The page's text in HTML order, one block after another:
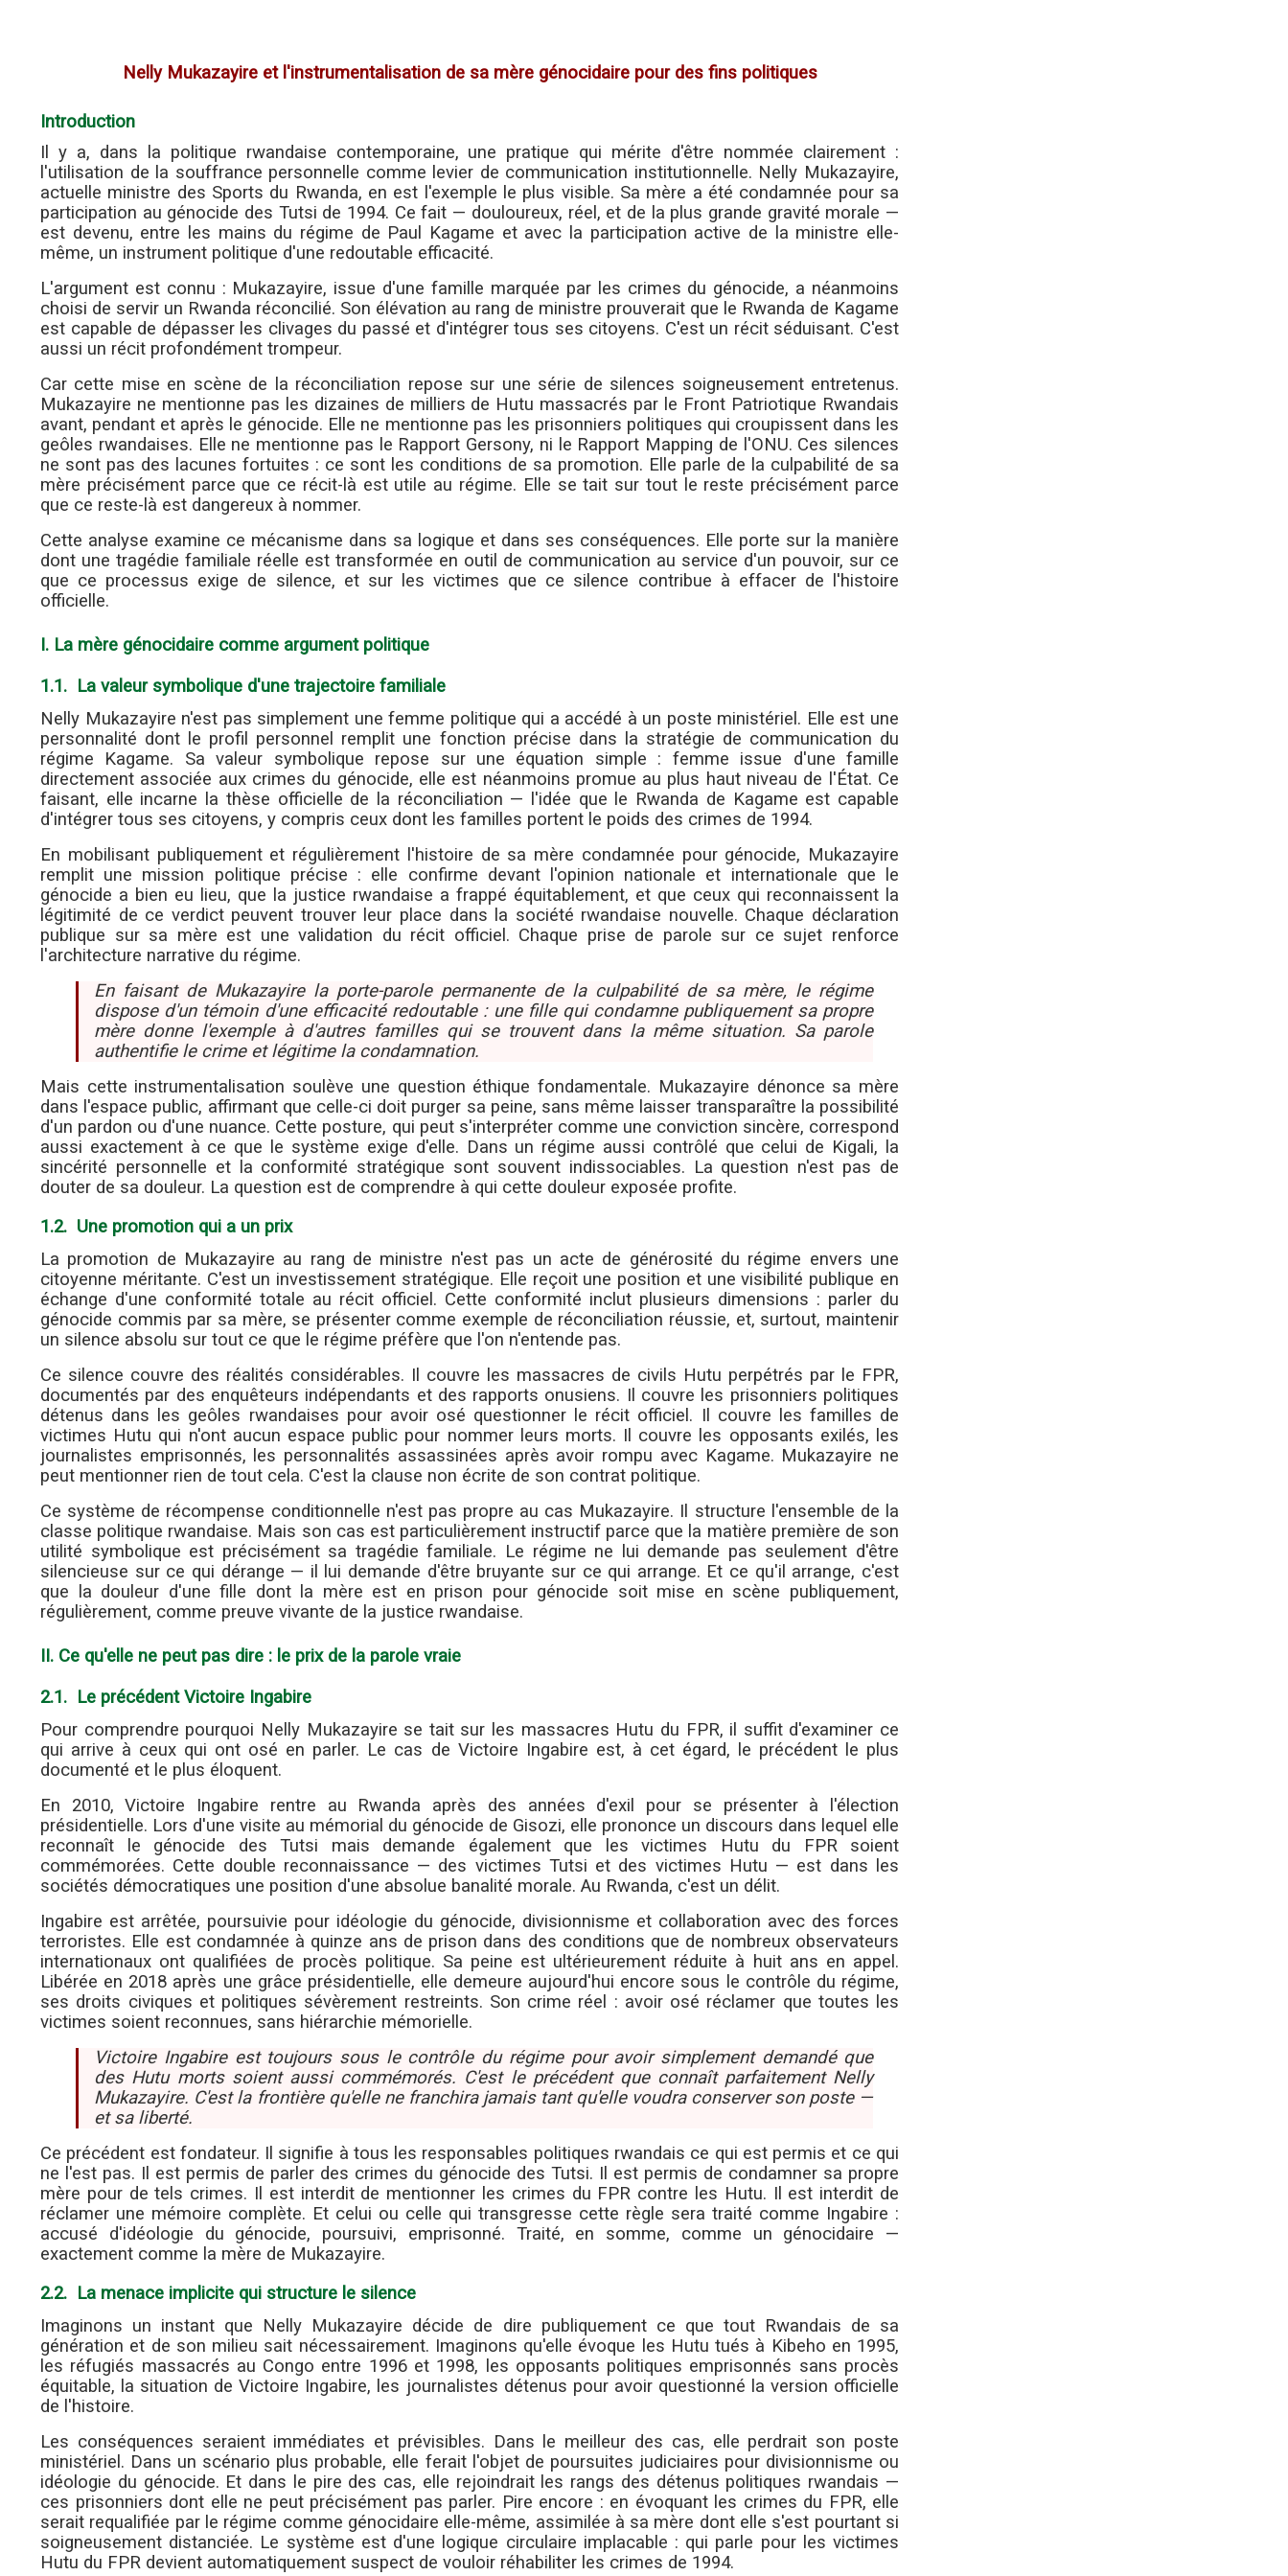
Nelly Mukazayire et l'instrumentalisation de sa mère génocidaire pour des fins politiques
Introduction
Il y a, dans la politique rwandaise contemporaine, une pratique qui mérite d'être nommée clairement :
l'utilisation de la souffrance personnelle comme levier de communication institutionnelle. Nelly Mukazayire,
actuelle ministre des Sports du Rwanda, en est l'exemple le plus visible. Sa mère a été condamnée pour sa
participation au génocide des Tutsi de 1994. Ce fait — douloureux, réel, et de la plus grande gravité morale —
est devenu, entre les mains du régime de Paul Kagame et avec la participation active de la ministre elle-
même, un instrument politique d'une redoutable efficacité.
L'argument est connu : Mukazayire, issue d'une famille marquée par les crimes du génocide, a néanmoins
choisi de servir un Rwanda réconcilié. Son élévation au rang de ministre prouverait que le Rwanda de Kagame
est capable de dépasser les clivages du passé et d'intégrer tous ses citoyens. C'est un récit séduisant. C'est
aussi un récit profondément trompeur.
Car cette mise en scène de la réconciliation repose sur une série de silences soigneusement entretenus.
Mukazayire ne mentionne pas les dizaines de milliers de Hutu massacrés par le Front Patriotique Rwandais
avant, pendant et après le génocide. Elle ne mentionne pas les prisonniers politiques qui croupissent dans les
geôles rwandaises. Elle ne mentionne pas le Rapport Gersony, ni le Rapport Mapping de l'ONU. Ces silences
ne sont pas des lacunes fortuites : ce sont les conditions de sa promotion. Elle parle de la culpabilité de sa
mère précisément parce que ce récit-là est utile au régime. Elle se tait sur tout le reste précisément parce
que ce reste-là est dangereux à nommer.
Cette analyse examine ce mécanisme dans sa logique et dans ses conséquences. Elle porte sur la manière
dont une tragédie familiale réelle est transformée en outil de communication au service d'un pouvoir, sur ce
que ce processus exige de silence, et sur les victimes que ce silence contribue à effacer de l'histoire
officielle.
I. La mère génocidaire comme argument politique
1.1. La valeur symbolique d'une trajectoire familiale
Nelly Mukazayire n'est pas simplement une femme politique qui a accédé à un poste ministériel. Elle est une
personnalité dont le profil personnel remplit une fonction précise dans la stratégie de communication du
régime Kagame. Sa valeur symbolique repose sur une équation simple : femme issue d'une famille
directement associée aux crimes du génocide, elle est néanmoins promue au plus haut niveau de l'État. Ce
faisant, elle incarne la thèse officielle de la réconciliation — l'idée que le Rwanda de Kagame est capable
d'intégrer tous ses citoyens, y compris ceux dont les familles portent le poids des crimes de 1994.
En mobilisant publiquement et régulièrement l'histoire de sa mère condamnée pour génocide, Mukazayire
remplit une mission politique précise : elle confirme devant l'opinion nationale et internationale que le
génocide a bien eu lieu, que la justice rwandaise a frappé équitablement, et que ceux qui reconnaissent la
légitimité de ce verdict peuvent trouver leur place dans la société rwandaise nouvelle. Chaque déclaration
publique sur sa mère est une validation du récit officiel. Chaque prise de parole sur ce sujet renforce
l'architecture narrative du régime.
En faisant de Mukazayire la porte-parole permanente de la culpabilité de sa mère, le régime
dispose d'un témoin d'une efficacité redoutable : une fille qui condamne publiquement sa propre
mère donne l'exemple à d'autres familles qui se trouvent dans la même situation. Sa parole
authentifie le crime et légitime la condamnation.
Mais cette instrumentalisation soulève une question éthique fondamentale. Mukazayire dénonce sa mère
dans l'espace public, affirmant que celle-ci doit purger sa peine, sans même laisser transparaître la possibilité
d'un pardon ou d'une nuance. Cette posture, qui peut s'interpréter comme une conviction sincère, correspond
aussi exactement à ce que le système exige d'elle. Dans un régime aussi contrôlé que celui de Kigali, la
sincérité personnelle et la conformité stratégique sont souvent indissociables. La question n'est pas de
douter de sa douleur. La question est de comprendre à qui cette douleur exposée profite.
1.2. Une promotion qui a un prix
La promotion de Mukazayire au rang de ministre n'est pas un acte de générosité du régime envers une
citoyenne méritante. C'est un investissement stratégique. Elle reçoit une position et une visibilité publique en
échange d'une conformité totale au récit officiel. Cette conformité inclut plusieurs dimensions : parler du
génocide commis par sa mère, se présenter comme exemple de réconciliation réussie, et, surtout, maintenir
un silence absolu sur tout ce que le régime préfère que l'on n'entende pas.
Ce silence couvre des réalités considérables. Il couvre les massacres de civils Hutu perpétrés par le FPR,
documentés par des enquêteurs indépendants et des rapports onusiens. Il couvre les prisonniers politiques
détenus dans les geôles rwandaises pour avoir osé questionner le récit officiel. Il couvre les familles de
victimes Hutu qui n'ont aucun espace public pour nommer leurs morts. Il couvre les opposants exilés, les
journalistes emprisonnés, les personnalités assassinées après avoir rompu avec Kagame. Mukazayire ne
peut mentionner rien de tout cela. C'est la clause non écrite de son contrat politique.
Ce système de récompense conditionnelle n'est pas propre au cas Mukazayire. Il structure l'ensemble de la
classe politique rwandaise. Mais son cas est particulièrement instructif parce que la matière première de son
utilité symbolique est précisément sa tragédie familiale. Le régime ne lui demande pas seulement d'être
silencieuse sur ce qui dérange — il lui demande d'être bruyante sur ce qui arrange. Et ce qu'il arrange, c'est
que la douleur d'une fille dont la mère est en prison pour génocide soit mise en scène publiquement,
régulièrement, comme preuve vivante de la justice rwandaise.
II. Ce qu'elle ne peut pas dire : le prix de la parole vraie
2.1. Le précédent Victoire Ingabire
Pour comprendre pourquoi Nelly Mukazayire se tait sur les massacres Hutu du FPR, il suffit d'examiner ce
qui arrive à ceux qui ont osé en parler. Le cas de Victoire Ingabire est, à cet égard, le précédent le plus
documenté et le plus éloquent.
En 2010, Victoire Ingabire rentre au Rwanda après des années d'exil pour se présenter à l'élection
présidentielle. Lors d'une visite au mémorial du génocide de Gisozi, elle prononce un discours dans lequel elle
reconnaît le génocide des Tutsi mais demande également que les victimes Hutu du FPR soient
commémorées. Cette double reconnaissance — des victimes Tutsi et des victimes Hutu — est dans les
sociétés démocratiques une position d'une absolue banalité morale. Au Rwanda, c'est un délit.
Ingabire est arrêtée, poursuivie pour idéologie du génocide, divisionnisme et collaboration avec des forces
terroristes. Elle est condamnée à quinze ans de prison dans des conditions que de nombreux observateurs
internationaux ont qualifiées de procès politique. Sa peine est ultérieurement réduite à huit ans en appel.
Libérée en 2018 après une grâce présidentielle, elle demeure aujourd'hui encore sous le contrôle du régime,
ses droits civiques et politiques sévèrement restreints. Son crime réel : avoir osé réclamer que toutes les
victimes soient reconnues, sans hiérarchie mémorielle.
Victoire Ingabire est toujours sous le contrôle du régime pour avoir simplement demandé que
des Hutu morts soient aussi commémorés. C'est le précédent que connaît parfaitement Nelly
Mukazayire. C'est la frontière qu'elle ne franchira jamais tant qu'elle voudra conserver son poste —
et sa liberté.
Ce précédent est fondateur. Il signifie à tous les responsables politiques rwandais ce qui est permis et ce qui
ne l'est pas. Il est permis de parler des crimes du génocide des Tutsi. Il est permis de condamner sa propre
mère pour de tels crimes. Il est interdit de mentionner les crimes du FPR contre les Hutu. Il est interdit de
réclamer une mémoire complète. Et celui ou celle qui transgresse cette règle sera traité comme Ingabire :
accusé d'idéologie du génocide, poursuivi, emprisonné. Traité, en somme, comme un génocidaire —
exactement comme la mère de Mukazayire.
2.2. La menace implicite qui structure le silence
Imaginons un instant que Nelly Mukazayire décide de dire publiquement ce que tout Rwandais de sa
génération et de son milieu sait nécessairement. Imaginons qu'elle évoque les Hutu tués à Kibeho en 1995,
les réfugiés massacrés au Congo entre 1996 et 1998, les opposants politiques emprisonnés sans procès
équitable, la situation de Victoire Ingabire, les journalistes détenus pour avoir questionné la version officielle
de l'histoire.
Les conséquences seraient immédiates et prévisibles. Dans le meilleur des cas, elle perdrait son poste
ministériel. Dans un scénario plus probable, elle ferait l'objet de poursuites judiciaires pour divisionnisme ou
idéologie du génocide. Et dans le pire des cas, elle rejoindrait les rangs des détenus politiques rwandais —
ces prisonniers dont elle ne peut précisément pas parler. Pire encore : en évoquant les crimes du FPR, elle
serait requalifiée par le régime comme génocidaire elle-même, assimilée à sa mère dont elle s'est pourtant si
soigneusement distanciée. Le système est d'une logique circulaire implacable : qui parle pour les victimes
Hutu du FPR devient automatiquement suspect de vouloir réhabiliter les crimes de 1994.